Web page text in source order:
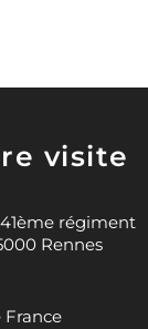
visite
régiment
Rennes